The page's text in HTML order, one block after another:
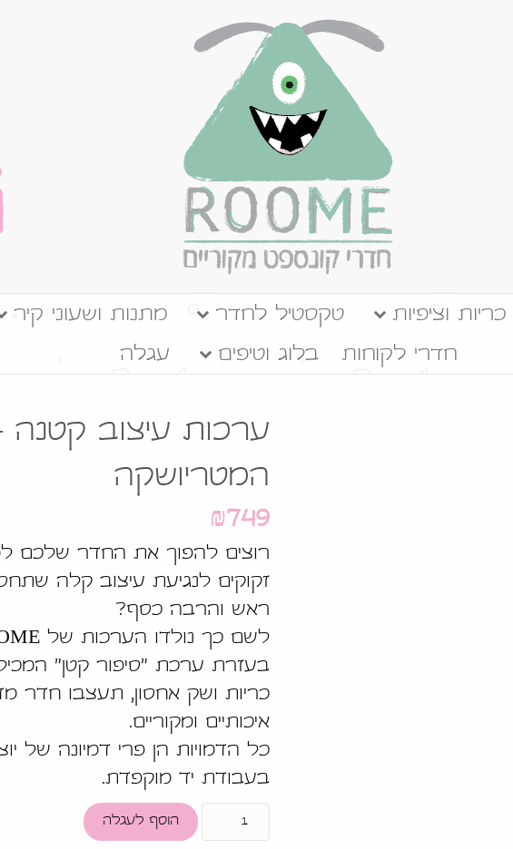
כריות וציפיות טקסטיל לחדר מתנות ושעוני קיר
חדרי לקוחות
בלוג וטיפים עגלה
ערכות עיצוב
המטריושקה
₪749
רוצים להפוך את החדר שלכם
זקוקים לנגיעת עיצוב קלה
ראש והרבה כסף?
לשם כך נולדו הערכות של ROOME
כריות ושק אחסון, תעצבו חדר
איכותיים ומקוריים.
כל הדמויות הן פרי דמיונה של
בעבודת יד מוקפדת.
הוסף לעגלה